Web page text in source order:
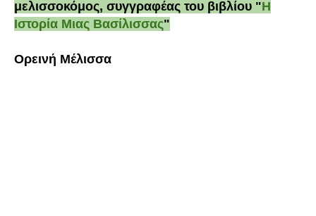
μελισσοκόμος, συγγραφέας του βιβλίου "Η
Ιστορία Μιας Βασίλισσας"
Ορεινή Μέλισσα